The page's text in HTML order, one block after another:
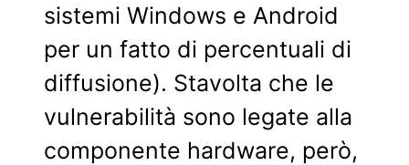
sistemi Windows e Android
per un fatto di percentuali di
diffusione). Stavolta che le
vulnerabilità sono legate alla
componente hardware, però,